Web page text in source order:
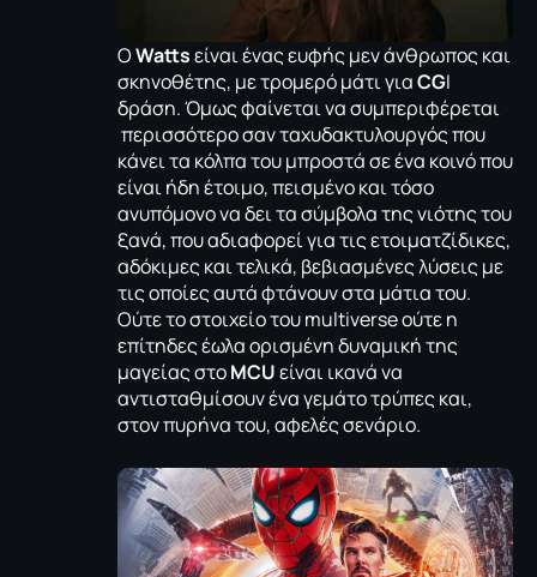
ΟWattsείναι ένας ευφής μεν άνθρωπος και
σκηνοθέτης, με τρομερό μάτι γιαCGI
δράση. Όμως φαίνεται να συμπεριφέρεται
περισσότερο σαν ταχυδακτυλουργός που
κάνει τα κόλπα του μπροστά σε ένα κοινό που
είναι ήδη έτοιμο, πεισμένο και τόσο
ανυπόμονο να δει τα σύμβολα της νιότης του
ξανά, που αδιαφορεί για τις ετοιματζίδικες,
αδόκιμες και τελικά, βεβιασμένες λύσεις με
τις οποίες αυτά φτάνουν στα μάτια του.
Ούτε το στοιχείο του multiverse ούτε η
επίτηδες έωλα ορισμένη δυναμική της
μαγείας στοMCUείναι ικανά να
αντισταθμίσουν ένα γεμάτο τρύπες και,
στον πυρήνα του, αφελές σενάριο.